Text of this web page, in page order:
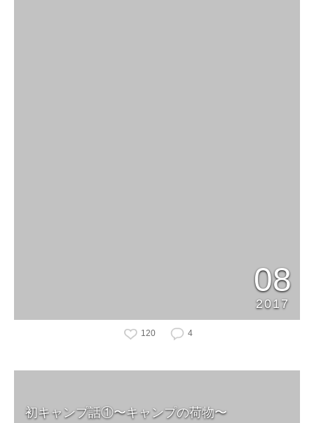
08
2017
120 4
初キャンプ話①〜キャンプの荷物〜